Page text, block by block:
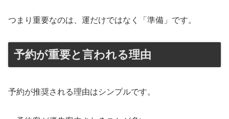
つまり重要なのは、運だけではなく「準備」です。
予約が重要と言われる理由
予約が推奨される理由はシンプルです。